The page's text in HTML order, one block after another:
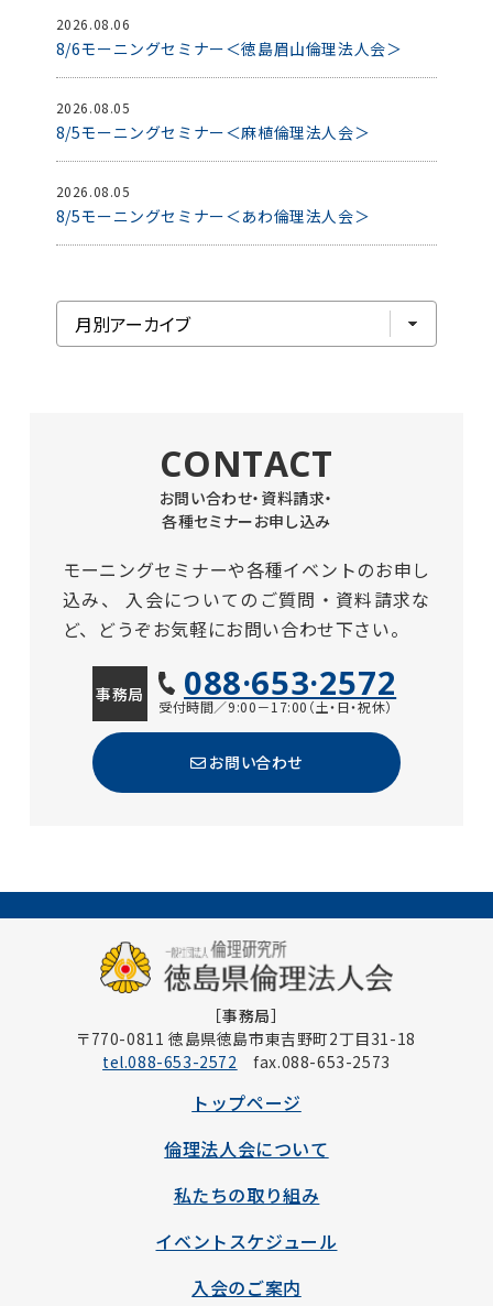
2026.08.06
8/6モーニングセミナー＜徳島眉山倫理法人会＞
2026.08.05
8/5モーニングセミナー＜麻植倫理法人会＞
2026.08.05
8/5モーニングセミナー＜あわ倫理法人会＞
CONTACT
お問い合わせ・資料請求・
各種セミナーお申し込み
モーニングセミナーや各種イベントのお申し
込み、
入会についてのご質問・資料請求な
ど、どうぞお気軽にお問い合わせ下さい。
事務局 088·653·2572
受付時間／9:00－17:00（土・日・祝休）
お問い合わせ
［事務局］
〒770-0811 徳島県徳島市東吉野町2丁目31-18
tel.088-653-2572 fax.088-653-2573
トップページ
倫理法人会について
私たちの取り組み
イベントスケジュール
入会のご案内